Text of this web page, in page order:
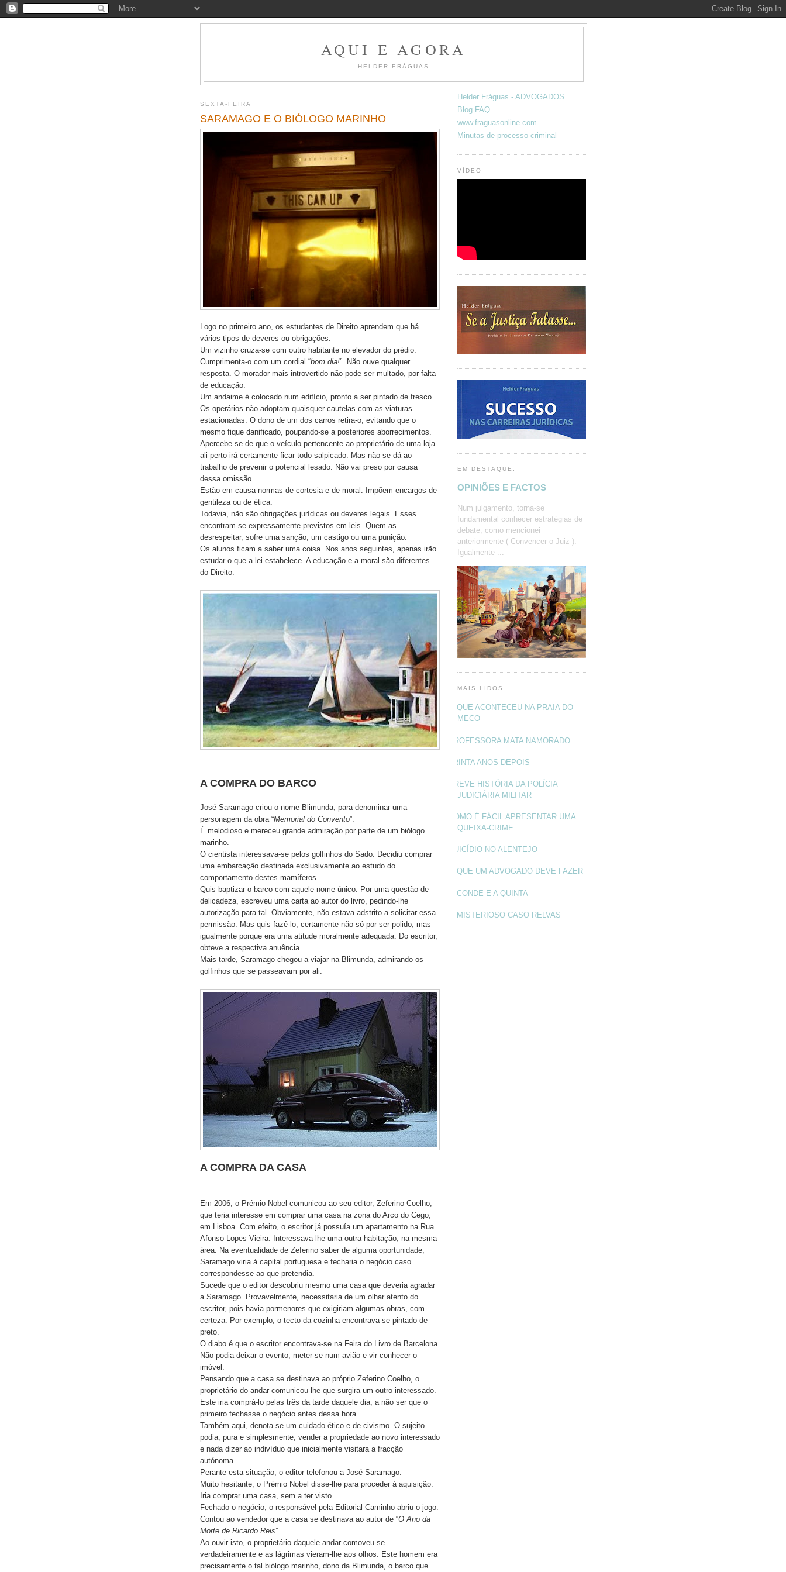
AQUI E AGORA
HELDER FRÁGUAS
SEXTA-FEIRA
SARAMAGO E O BIÓLOGO MARINHO
Logo no primeiro ano, os estudantes de Direito aprendem que há
vários tipos de deveres ou obrigações.
Um vizinho cruza-se com outro habitante no elevador do prédio.
Cumprimenta-o com um cordial “bom dia!”. Não ouve qualquer
resposta. O morador mais introvertido não pode ser multado, por falta
de educação.
Um andaime é colocado num edifício, pronto a ser pintado de fresco.
Os operários não adoptam quaisquer cautelas com as viaturas
estacionadas. O dono de um dos carros retira-o, evitando que o
mesmo fique danificado, poupando-se a posteriores aborrecimentos.
Apercebe-se de que o veículo pertencente ao proprietário de uma loja
ali perto irá certamente ficar todo salpicado. Mas não se dá ao
trabalho de prevenir o potencial lesado. Não vai preso por causa
dessa omissão.
Estão em causa normas de cortesia e de moral. Impõem encargos de
gentileza ou de ética.
Todavia, não são obrigações jurídicas ou deveres legais. Esses
encontram-se expressamente previstos em leis. Quem as
desrespeitar, sofre uma sanção, um castigo ou uma punição.
Os alunos ficam a saber uma coisa. Nos anos seguintes, apenas irão
estudar o que a lei estabelece. A educação e a moral são diferentes
do Direito.
A COMPRA DO BARCO
José Saramago criou o nome Blimunda, para denominar uma
personagem da obra “Memorial do Convento”.
É melodioso e mereceu grande admiração por parte de um biólogo
marinho.
O cientista interessava-se pelos golfinhos do Sado. Decidiu comprar
uma embarcação destinada exclusivamente ao estudo do
comportamento destes mamíferos.
Quis baptizar o barco com aquele nome único. Por uma questão de
delicadeza, escreveu uma carta ao autor do livro, pedindo-lhe
autorização para tal. Obviamente, não estava adstrito a solicitar essa
permissão. Mas quis fazê-lo, certamente não só por ser polido, mas
igualmente porque era uma atitude moralmente adequada. Do escritor,
obteve a respectiva anuência.
Mais tarde, Saramago chegou a viajar na Blimunda, admirando os
golfinhos que se passeavam por ali.
A COMPRA DA CASA
Em 2006, o Prémio Nobel comunicou ao seu editor, Zeferino Coelho,
que teria interesse em comprar uma casa na zona do Arco do Cego,
em Lisboa. Com efeito, o escritor já possuía um apartamento na Rua
Afonso Lopes Vieira. Interessava-lhe uma outra habitação, na mesma
área. Na eventualidade de Zeferino saber de alguma oportunidade,
Saramago viria à capital portuguesa e fecharia o negócio caso
correspondesse ao que pretendia.
Sucede que o editor descobriu mesmo uma casa que deveria agradar
a Saramago. Provavelmente, necessitaria de um olhar atento do
escritor, pois havia pormenores que exigiriam algumas obras, com
certeza. Por exemplo, o tecto da cozinha encontrava-se pintado de
preto.
O diabo é que o escritor encontrava-se na Feira do Livro de Barcelona.
Não podia deixar o evento, meter-se num avião e vir conhecer o
imóvel.
Pensando que a casa se destinava ao próprio Zeferino Coelho, o
proprietário do andar comunicou-lhe que surgira um outro interessado.
Este iria comprá-lo pelas três da tarde daquele dia, a não ser que o
primeiro fechasse o negócio antes dessa hora.
Também aqui, denota-se um cuidado ético e de civismo. O sujeito
podia, pura e simplesmente, vender a propriedade ao novo interessado
e nada dizer ao indivíduo que inicialmente visitara a fracção
autónoma.
Perante esta situação, o editor telefonou a José Saramago.
Muito hesitante, o Prémio Nobel disse-lhe para proceder à aquisição.
Iria comprar uma casa, sem a ter visto.
Fechado o negócio, o responsável pela Editorial Caminho abriu o jogo.
Contou ao vendedor que a casa se destinava ao autor de “O Ano da
Morte de Ricardo Reis”.
Ao ouvir isto, o proprietário daquele andar comoveu-se
verdadeiramente e as lágrimas vieram-lhe aos olhos. Este homem era
precisamente o tal biólogo marinho, dono da Blimunda, o barco que
Helder Fráguas - ADVOGADOS
Blog FAQ
www.fraguasonline.com
Minutas de processo criminal
VÍDEO
EM DESTAQUE:
OPINIÕES E FACTOS
Num julgamento, torna-se
fundamental conhecer estratégias de
debate, como mencionei
anteriormente ( Convencer o Juiz ).
Igualmente ...
MAIS LIDOS
O QUE ACONTECEU NA PRAIA DO
MECO
PROFESSORA MATA NAMORADO
TRINTA ANOS DEPOIS
BREVE HISTÓRIA DA POLÍCIA
JUDICIÁRIA MILITAR
COMO É FÁCIL APRESENTAR UMA
QUEIXA-CRIME
SUICÍDIO NO ALENTEJO
O QUE UM ADVOGADO DEVE FAZER
O CONDE E A QUINTA
O MISTERIOSO CASO RELVAS